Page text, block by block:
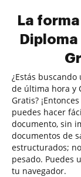
La
¿Estás
de última hora y
Gratis?
puedes hacer
documento, sin
documentos de
estructurados;
pesado. Puedes
tu navegador.